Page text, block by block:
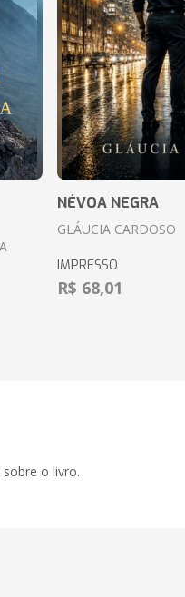
NÉVOA NEGRA
GLÁUCIA CARDOSO
IMPRESSO
R$ 68,01
o livro.